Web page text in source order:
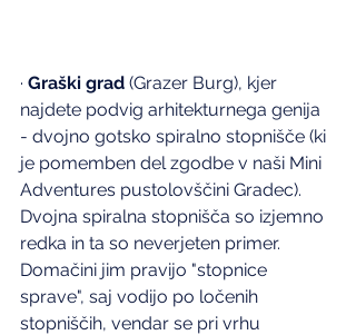
· Graški grad (Grazer Burg), kjer
najdete podvig arhitekturnega genija
- dvojno gotsko spiralno stopnišče (ki
je pomemben del zgodbe v naši Mini
Adventures pustolovščini Gradec).
Dvojna spiralna stopnišča so izjemno
redka in ta so neverjeten primer.
Domačini jim pravijo "stopnice
sprave", saj vodijo po ločenih
stopniščih, vendar se pri vrhu